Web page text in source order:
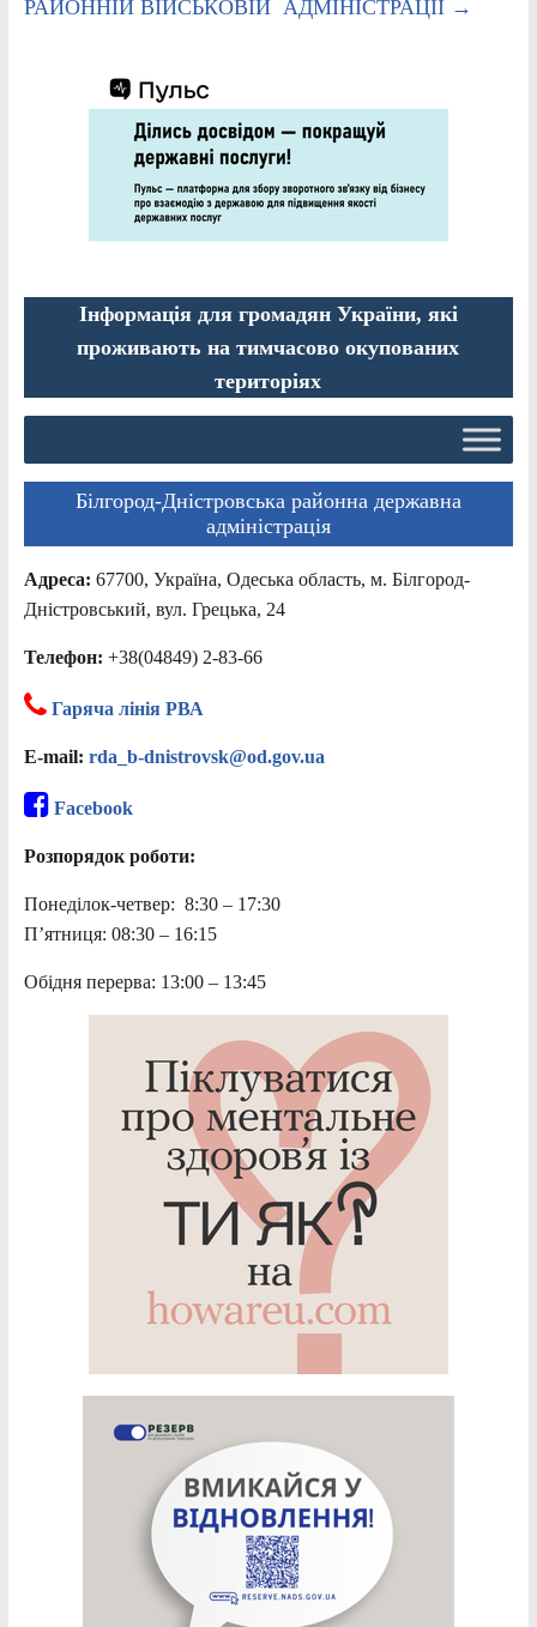
РАЙОННІЙ ВІЙСЬКОВІЙ АДМІНІСТРАЦІЇ →
Інформація для громадян України, які
проживають на тимчасово окупованих
територіях
Білгород-Дністровська районна державна
адміністрація
Адреса: 67700, Україна, Одеська область, м. Білгород-
Дністровський, вул. Грецька, 24
Телефон: +38(04849) 2-83-66
Гаряча лінія РВА
E-mail: rda_b-dnistrovsk@od.gov.ua
Facebook
Розпорядок роботи:
Понеділок-четвер: 8:30 – 17:30
П’ятниця: 08:30 – 16:15
Обідня перерва: 13:00 – 13:45